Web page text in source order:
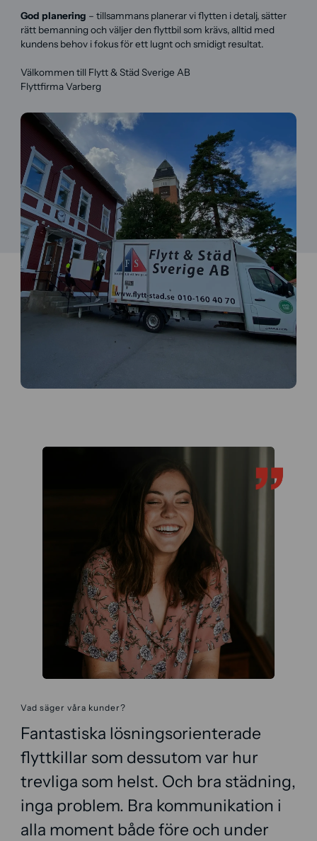
God planering – tillsammans planerar vi flytten i detalj, sätter
rätt bemanning och väljer den flyttbil som krävs, alltid med
kundens behov i fokus för ett lugnt och smidigt resultat.
Välkommen till Flytt & Städ Sverige AB
Flyttfirma Varberg
Vad säger våra kunder?
Fantastiska lösningsorienterade
flyttkillar som dessutom var hur
trevliga som helst. Och bra städning,
inga problem. Bra kommunikation i
alla moment både före och under